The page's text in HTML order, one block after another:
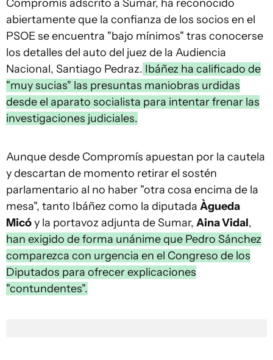
Compromís adscrito a Sumar, ha reconocido
abiertamente que la confianza de los socios en el
PSOE se encuentra "bajo mínimos" tras conocerse
los detalles del auto del juez de la Audiencia
Nacional, Santiago Pedraz. Ibáñez ha calificado de
"muy sucias" las presuntas maniobras urdidas
desde el aparato socialista para intentar frenar las
investigaciones judiciales.
Aunque desde Compromís apuestan por la cautela
y descartan de momento retirar el sostén
parlamentario al no haber "otra cosa encima de la
mesa", tanto Ibáñez como la diputada Àgueda
Micóy la portavoz adjunta de Sumar, Aina Vidal,
han exigido de forma unánime que Pedro Sánchez
comparezca con urgencia en el Congreso de los
Diputados para ofrecer explicaciones
"contundentes".